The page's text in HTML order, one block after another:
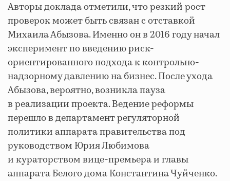
Авторы доклада отметили, что резкий рост
проверок может быть связан с отставкой
Михаила Абызова. Именно он в 2016 году начал
эксперимент по введению риск-
ориентированного подхода к контрольно-
надзорному давлению на бизнес. После ухода
Абызова, вероятно, возникла пауза
в реализации проекта. Ведение реформы
перешло в департамент регуляторной
политики аппарата правительства под
руководством Юрия Любимова
и кураторством вице-премьера и главы
аппарата Белого дома Константина Чуйченко.